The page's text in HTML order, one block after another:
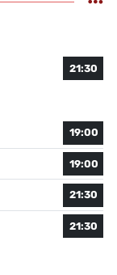
21:30
19:00
19:00
21:30
21:30